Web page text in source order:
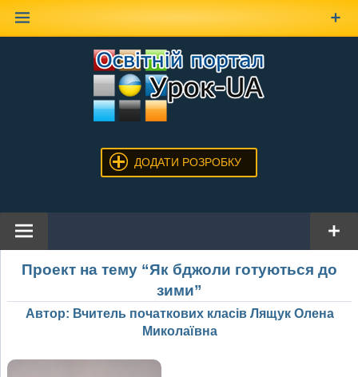
ДОДАТИ РОЗРОБКУ
Проект на тему “Як бджоли готуються до
зими”
Автор: Вчитель початкових класів Лящук Олена
Миколаївна